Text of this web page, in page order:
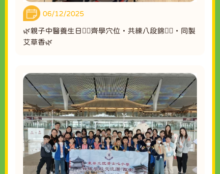
06/12/2025
🌿親子中醫養生日💆‍♀️齊學穴位・共練八段錦🧘‍♂️・同製
艾草香🌿